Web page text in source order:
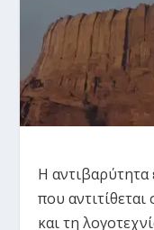
Η αντιβαρύτητα
που
και τη